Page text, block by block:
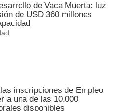
de Vaca Muerta: luz
de USD 360 millones
inscripciones de Empleo
a una de las 10.000
disponibles